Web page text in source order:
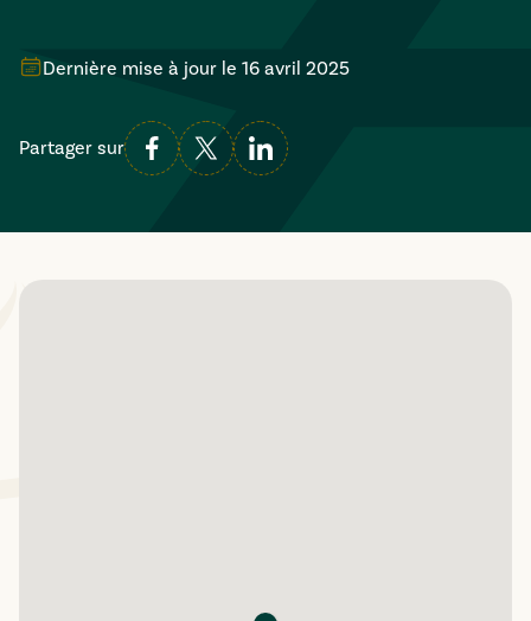
Dernière mise à jour le 16 avril 2025
Partager sur